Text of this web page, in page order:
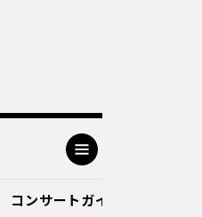
コンサートガイド